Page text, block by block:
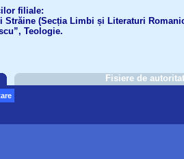
filiale:
(Secția Limbi și Literaturi
Teologie.
Fisiere de